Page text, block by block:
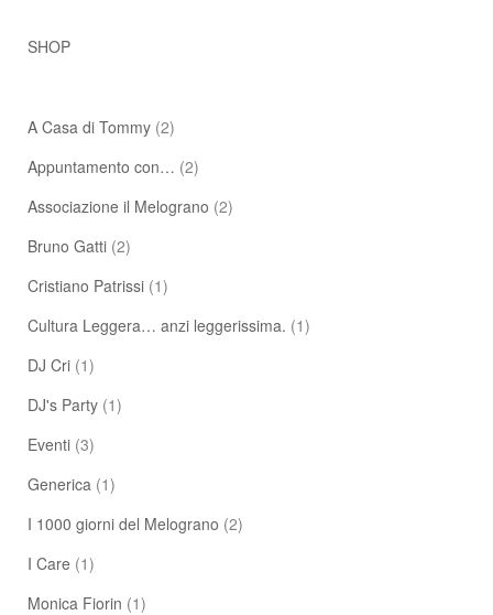
SHOP
A Casa di Tommy (2)
Appuntamento con… (2)
Associazione il Melograno (2)
Bruno Gatti (2)
Cristiano Patrissi (1)
Cultura Leggera… anzi leggerissima. (1)
DJ Cri (1)
DJ's Party (1)
Eventi (3)
Generica (1)
I 1000 giorni del Melograno (2)
I Care (1)
Monica Fiorin (1)